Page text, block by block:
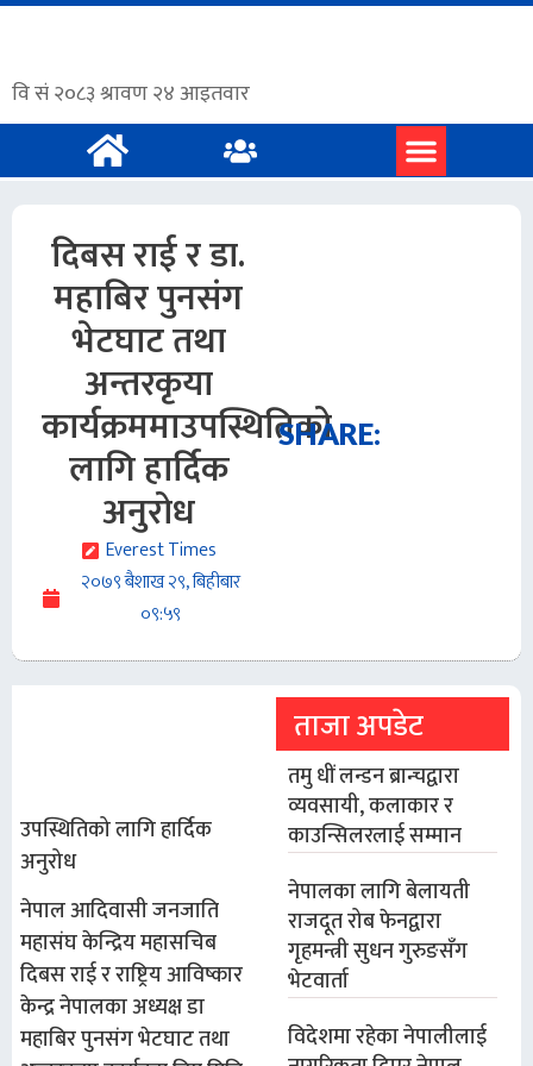
दिबस राई र डा.
महाबिर पुनसंग
भेटघाट तथा
अन्तरकृया
कार्यक्रममाउपस्थितिको
लागि हार्दिक
अनुरोध
Everest Times
२०७९ बैशाख २९, बिहीबार
०९:५९
SHARE:
उपस्थितिको लागि हार्दिक
अनुरोध
नेपाल आदिवासी जनजाति
महासंघ केन्द्रिय महासचिब
दिबस राई र राष्ट्रिय आविष्कार
केन्द्र नेपालका अध्यक्ष डा
महाबिर पुनसंग भेटघाट तथा
ताजा अपडेट
तमु धीं लन्डन ब्रान्चद्वारा
व्यवसायी, कलाकार र
काउन्सिलरलाई सम्मान
नेपालका लागि बेलायती
राजदूत रोब फेनद्वारा
गृहमन्त्री सुधन गुरुङसँग
भेटवार्ता
विदेशमा रहेका नेपालीलाई